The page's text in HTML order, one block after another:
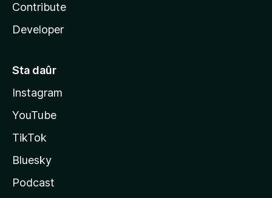
Contribute
Developer
Sta daûr
Instagram
YouTube
TikTok
Bluesky
Podcast